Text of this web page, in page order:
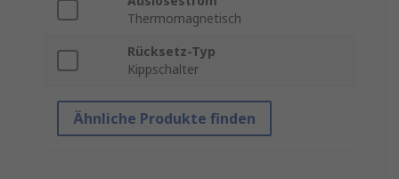
Thermomagnetisch
Rücksetz-Typ
Kippschalter
Ähnliche Produkte finden